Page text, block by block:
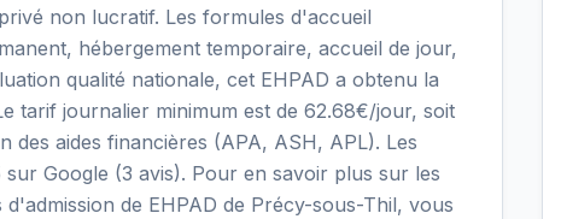
non lucratif. Les formules d'accueil
hébergement temporaire, accueil de jour,
qualité nationale, cet EHPAD a obtenu la
tarif journalier minimum est de 62.68€/jour, soit
des aides financières (APA, ASH, APL). Les
Google (3 avis). Pour en savoir plus sur les
de EHPAD de Précy-sous-Thil, vous